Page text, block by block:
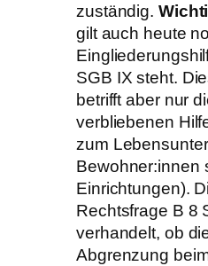
zuständig.
gilt auch heute
SGB IX steht.
betrifft aber nur
verbliebenen
zum
Bewohner:innen
Einrichtungen).
Rechtsfrage B 8
verhandelt, ob
Abgrenzung